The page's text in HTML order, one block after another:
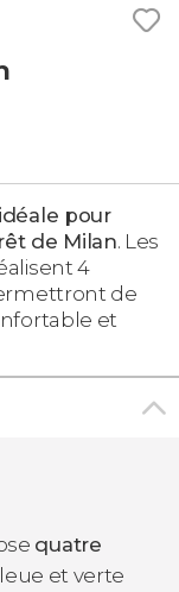
pour
de Milan. Les
4
de
et
quatre
et verte